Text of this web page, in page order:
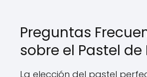
Preguntas
sobre el Pastel de
La elección del pastel